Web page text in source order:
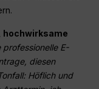
professionelle E-
diesen
Höflich und